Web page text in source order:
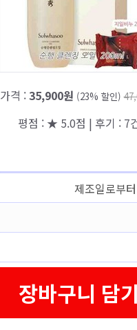
가격 :35,900원 (23% 할인)
평점 : ★ 5.0점 | 후기 : 7
제조일로부
장바구니 담기